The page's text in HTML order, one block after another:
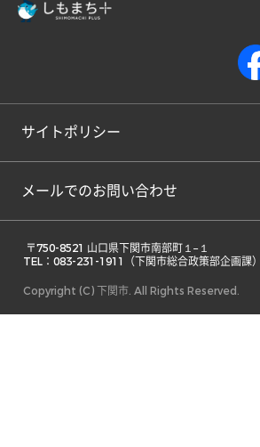
サイトポリシー
メールでのお問い合わせ
TEL：083-231-1911（下関市総合政策部企画課）
Copyright (C) 下関市. All Rights Reserved.